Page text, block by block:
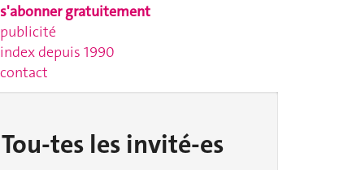
s'abonner gratuitement
publicité
index depuis 1990
contact
Tou-tes les invité-es